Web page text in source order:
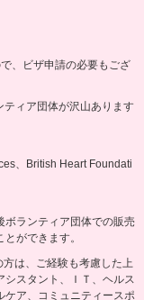
、ビザ申請の必要もござ
ティア団体が沢山あります
、British Heart Foundati
ボランティア団体での販売
ができます。
は、ご経験も考慮した上
スタント、ＩＴ、ヘルス
ケア、コミュニティースポ